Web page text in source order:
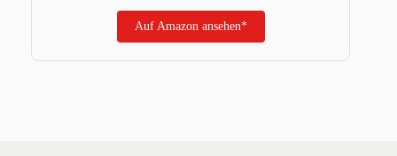
Auf Amazon ansehen*